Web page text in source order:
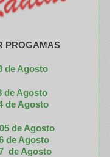
PROGAMAS
de Agosto
de Agosto
de Agosto
de Agosto
de Agosto
de Agosto